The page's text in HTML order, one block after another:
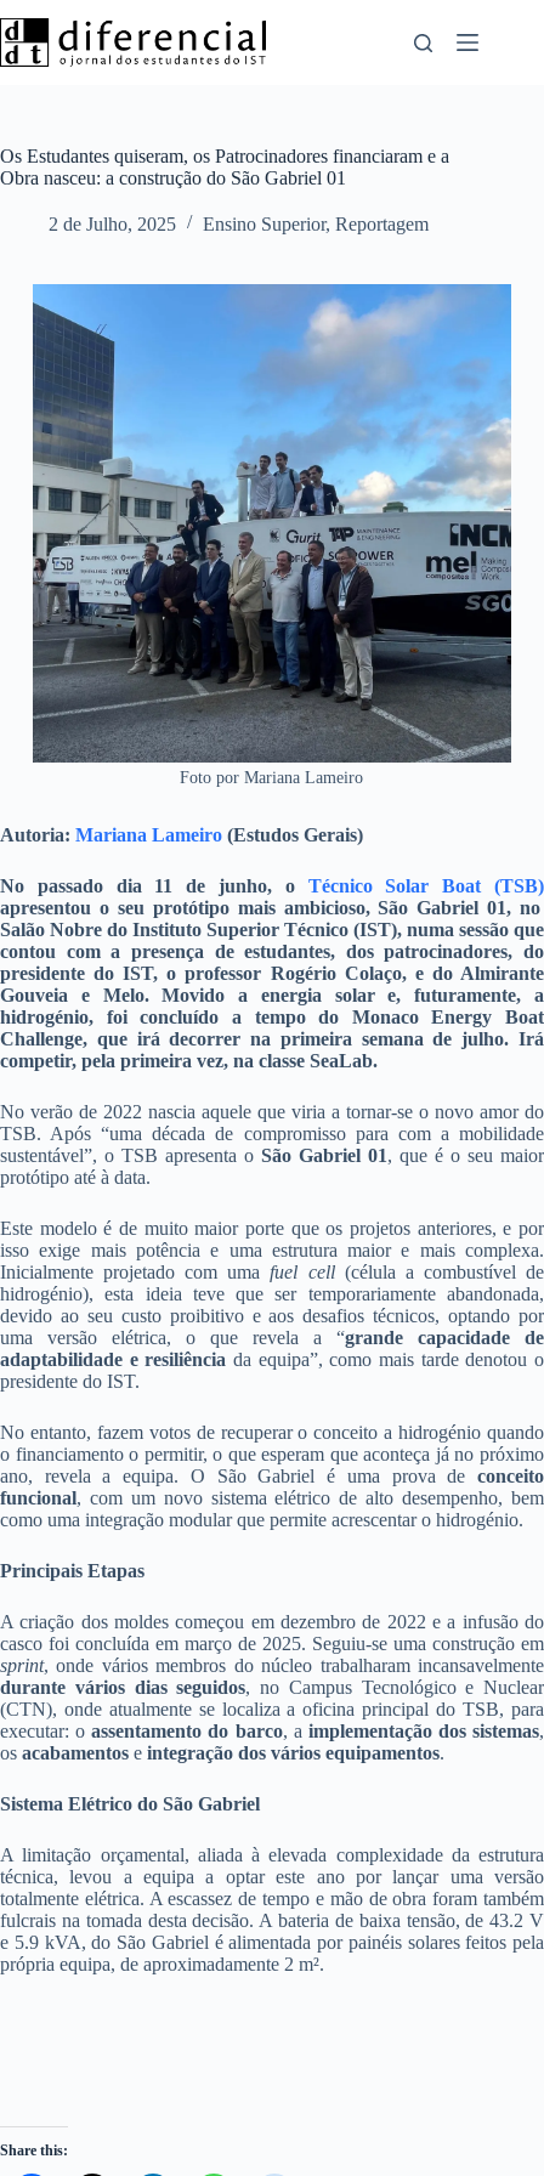
para
o
Os Estudantes quiseram, os Patrocinadores financiaram e a
Obra nasceu: a construção do São Gabriel 01
2 de Julho, 2025 Ensino Superior, Reportagem
Foto por Mariana Lameiro
Autoria: Mariana Lameiro (Estudos Gerais)
No passado dia 11 de junho, o Técnico Solar Boat (TSB)
apresentou o seu protótipo mais ambicioso, São Gabriel 01, no
Salão Nobre do Instituto Superior Técnico (IST), numa sessão que
contou com a presença de estudantes, dos patrocinadores, do
presidente do IST, o professor Rogério Colaço, e do Almirante
Gouveia e Melo. Movido a energia solar e, futuramente, a
hidrogénio, foi concluído a tempo do Monaco Energy Boat
Challenge, que irá decorrer na primeira semana de julho. Irá
competir, pela primeira vez, na classe SeaLab.
No verão de 2022 nascia aquele que viria a tornar-se o novo amor do
TSB. Após “uma década de compromisso para com a mobilidade
sustentável”, o TSB apresenta o São Gabriel 01, que é o seu maior
protótipo até à data.
Este modelo é de muito maior porte que os projetos anteriores, e por
isso exige mais potência e uma estrutura maior e mais complexa.
Inicialmente projetado com umafuel cell (célula a combustível de
hidrogénio), esta ideia teve que ser temporariamente abandonada,
devido ao seu custo proibitivo e aos desafios técnicos, optando por
uma versão elétrica, o que revela a “grande capacidade de
adaptabilidade e resiliência da equipa”, como mais tarde denotou o
presidente do IST.
No entanto, fazem votos de recuperar o conceito a hidrogénio quando
o financiamento o permitir, o que esperam que aconteça já no próximo
ano, revela a equipa. O São Gabriel é uma prova de conceito
funcional, com um novo sistema elétrico de alto desempenho, bem
como uma integração modular que permite acrescentar o hidrogénio.
Principais Etapas
A criação dos moldes começou em dezembro de 2022 e a infusão do
casco foi concluída em março de 2025. Seguiu-se uma construção em
sprint, onde vários membros do núcleo trabalharam incansavelmente
durante vários dias seguidos, no Campus Tecnológico e Nuclear
(CTN), onde atualmente se localiza a oficina principal do TSB, para
executar: oassentamento do barco, a implementação dos sistemas,
os acabamentos e integração dos vários equipamentos.
Sistema Elétrico do São Gabriel
A limitação orçamental, aliada à elevada complexidade da estrutura
técnica, levou a equipa a optar este ano por lançar uma versão
totalmente elétrica. A escassez de tempo e mão de obra foram também
fulcrais na tomada desta decisão. A bateria de baixa tensão, de 43.2 V
e 5.9 kVA, do São Gabriel é alimentada por painéis solares feitos pela
própria equipa, de aproximadamente 2 m².
Share this: